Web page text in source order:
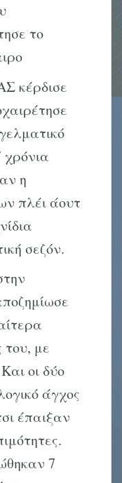
το
κέρδισε
η
πλέι άουτ
σεζόν.
του, με
οι δύο
άγχος
έπαιξαν
7